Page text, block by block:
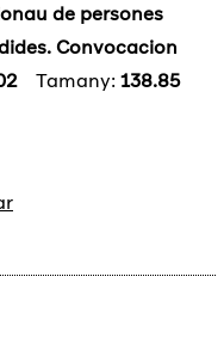
de persones
Convocacion
02Tamany:138.85